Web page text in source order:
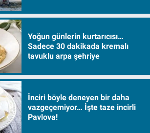
Yoğun günlerin kurtarıcısı…
Sadece 30 dakikada kremalı
tavuklu arpa şehriye
İnciri böyle deneyen bir daha
vazgeçemiyor… İşte taze incirli
Pavlova!